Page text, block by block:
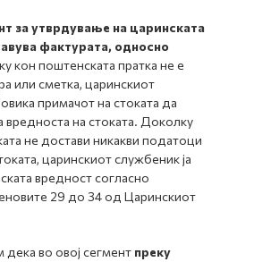
за утврдување на царинската
фактурата, односно
кон поштенската пратка не е
или сметка, царинскиот
примачот на стоката да
вредноста на стоката. Доколку
не достави никакви податоци
царинскиот службеник ја
вредност согласно
29 до 34 од Царинскиот
дека во овој сегмент преку